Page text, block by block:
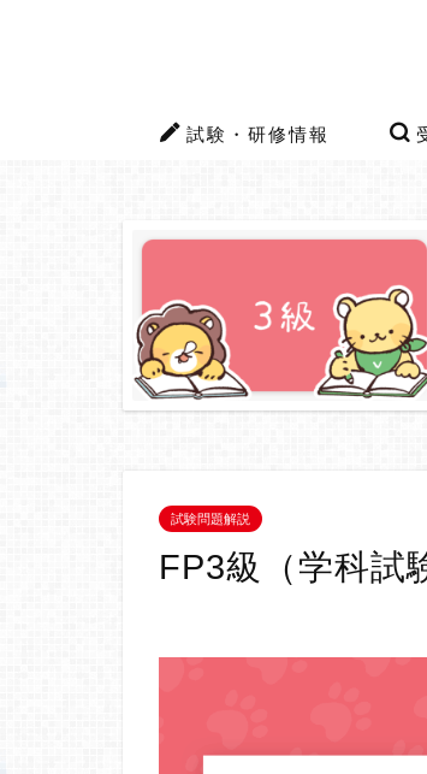
試験・研修情報
試験問題解説
FP3級（学科試